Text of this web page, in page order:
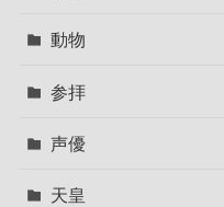
動物
参拝
声優
天皇